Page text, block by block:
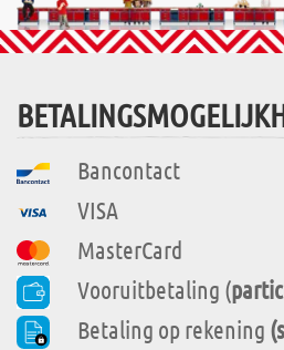
Bancontact
VISA
MasterCard
Vooruitbetaling (
Betaling op rekening